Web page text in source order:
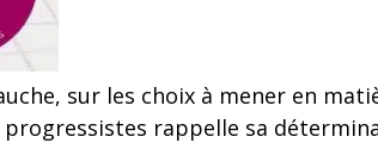
sur les choix à mener en
rappelle sa